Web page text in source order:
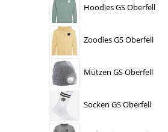
Hoodies GS Oberfell
Zoodies GS Oberfell
Mützen GS Oberfell
Socken GS Oberfell